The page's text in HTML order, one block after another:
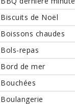
Biscuits de Noël
Boissons chaudes
Bols-repas
Bord de mer
Bouchées
Boulangerie